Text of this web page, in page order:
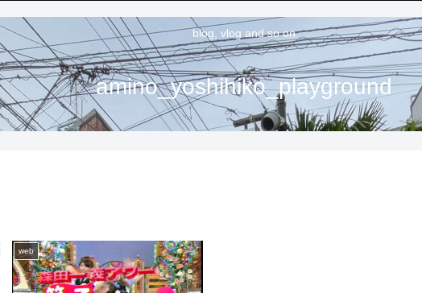
blog, vlog and so on
amino_yoshihiko_playground
web